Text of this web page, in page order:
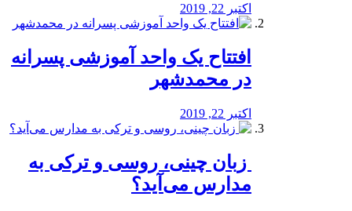
اکتبر 22, 2019
افتتاح یک واحد آموزشی پسرانه
در محمدشهر
اکتبر 22, 2019
️ زبان چینی، روسی و ترکی به
مدارس می‌آید؟